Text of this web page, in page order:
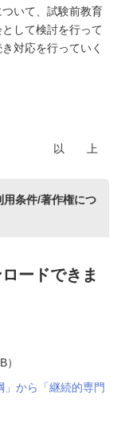
いて、試験前教育
して検討を行って
対応を行っていく
以 上
用条件/著作権につ
ードできま
）
から「継続的専門